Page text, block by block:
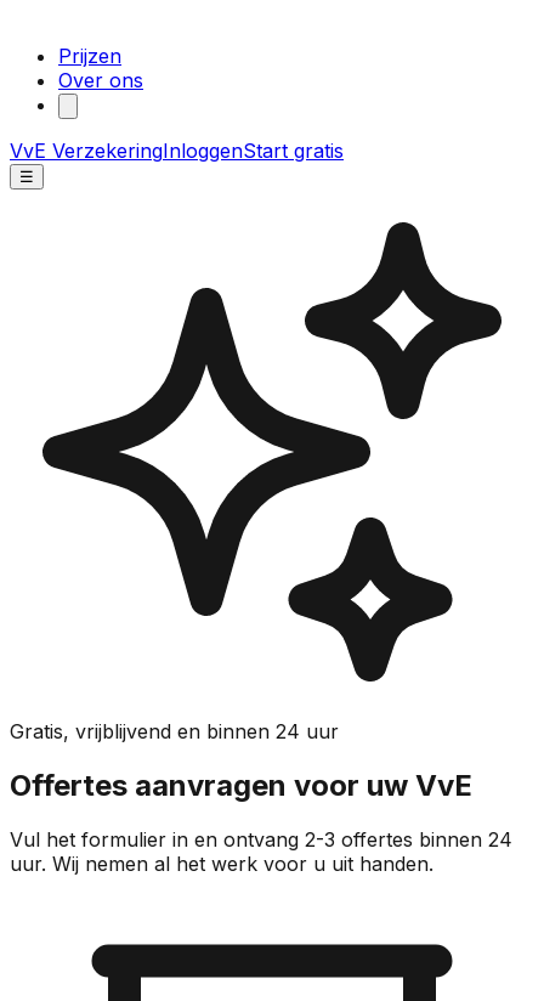
Prijzen
Over ons
VvE VerzekeringInloggenStart gratis
☰
Gratis, vrijblijvend en binnen 24 uur
Offertes aanvragen voor uw VvE
Vul het formulier in en ontvang 2-3 offertes binnen 24
uur. Wij nemen al het werk voor u uit handen.